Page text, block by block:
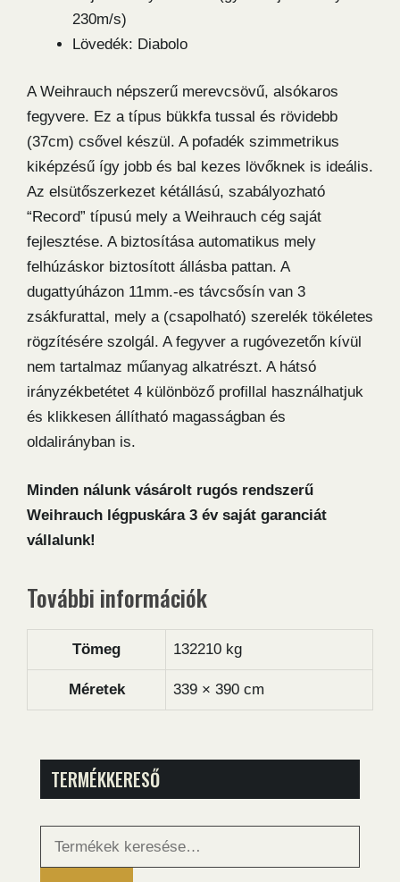
230m/s)
Lövedék: Diabolo
A Weihrauch népszerű merevcsövű, alsókaros
fegyvere. Ez a típus bükkfa tussal és rövidebb
(37cm) csővel készül. A pofadék szimmetrikus
kiképzésű így jobb és bal kezes lövőknek is ideális.
Az elsütőszerkezet kétállású, szabályozható
“Record” típusú mely a Weihrauch cég saját
fejlesztése. A biztosítása automatikus mely
felhúzáskor biztosított állásba pattan. A
dugattyúházon 11mm.-es távcsősín van 3
zsákfurattal, mely a (csapolható) szerelék tökéletes
rögzítésére szolgál. A fegyver a rugóvezetőn kívül
nem tartalmaz műanyag alkatrészt. A hátsó
irányzékbetétet 4 különböző profillal használhatjuk
és klikkesen állítható magasságban és
oldalirányban is.
Minden nálunk vásárolt rugós rendszerű
Weihrauch légpuskára 3 év saját garanciát
vállalunk!
További információk
Tömeg 132210 kg
Méretek 339 × 390 cm
TERMÉKKERESŐ
következőre: